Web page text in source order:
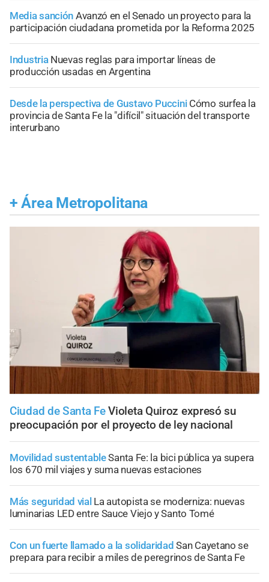
Media sanción Avanzó en el Senado un proyecto para la
participación ciudadana prometida por la Reforma 2025
Industria Nuevas reglas para importar líneas de
producción usadas en Argentina
Desde la perspectiva de Gustavo Puccini Cómo surfea la
provincia de Santa Fe la "difícil" situación del transporte
interurbano
+ Área Metropolitana
Ciudad de Santa Fe Violeta Quiroz expresó su
preocupación por el proyecto de ley nacional
Movilidad sustentableSanta Fe: la bici pública ya supera
los 670 mil viajes y suma nuevas estaciones
Más seguridad vial La autopista se moderniza: nuevas
luminarias LED entre Sauce Viejo y Santo Tomé
Con un fuerte llamado a la solidaridad San Cayetano se
prepara para recibir a miles de peregrinos de Santa Fe